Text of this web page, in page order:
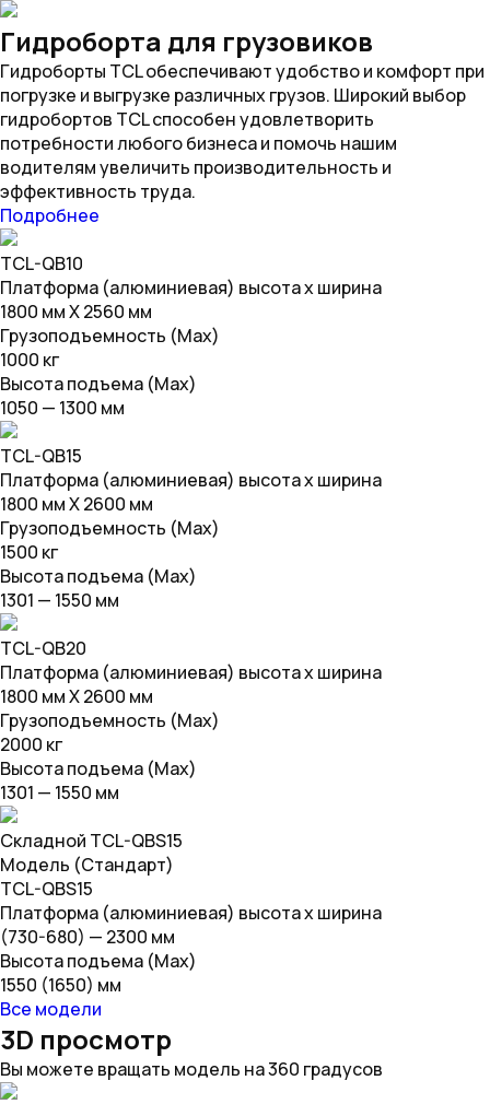
Гидроборта для грузовиков
Гидроборты TCL обеспечивают удобство и комфорт при
погрузке и выгрузке различных грузов. Широкий выбор
гидробортов TCL способен удовлетворить
потребности любого бизнеса и помочь нашим
водителям увеличить производительность и
эффективность труда.
Подробнее
TCL-QB10
Платформа (алюминиевая) высота х ширина
1800 мм Х 2560 мм
Грузоподъемность (Max)
1000 кг
Высота подъема (Max)
1050 — 1300 мм
TCL-QB15
Платформа (алюминиевая) высота х ширина
1800 мм Х 2600 мм
Грузоподъемность (Max)
1500 кг
Высота подъема (Max)
1301 — 1550 мм
TCL-QB20
Платформа (алюминиевая) высота х ширина
1800 мм Х 2600 мм
Грузоподъемность (Max)
2000 кг
Высота подъема (Max)
1301 — 1550 мм
Складной TCL-QBS15
Модель (Стандарт)
TCL-QBS15
Платформа (алюминиевая) высота х ширина
(730-680) — 2300 мм
Высота подъема (Max)
1550 (1650) мм
Все модели
3D просмотр
Вы можете вращать модель на 360 градусов